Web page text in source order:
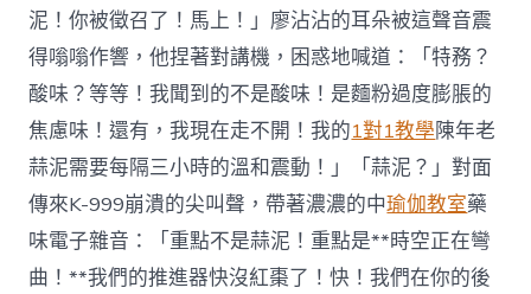
泥！你被徵召了！馬上！」廖沾沾的耳朵被這聲音震
得嗡嗡作響，他捏著對講機，困惑地喊道：「特務？
酸味？等等！我聞到的不是酸味！是麵粉過度膨脹的
焦慮味！還有，我現在走不開！我的1對1教學陳年老
蒜泥需要每隔三小時的溫和震動！」「蒜泥？」對面
傳來K-999崩潰的尖叫聲，帶著濃濃的中瑜伽教室藥
味電子雜音：「重點不是蒜泥！重點是**時空正在彎
曲！**我們的推進器快沒紅棗了！快！我們在你的後